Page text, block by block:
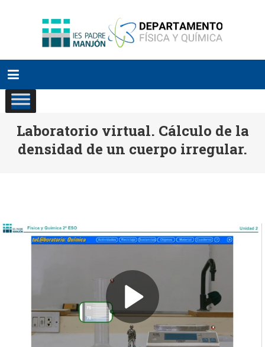
Laboratorio virtual. Cálculo de la
densidad de un cuerpo irregular.